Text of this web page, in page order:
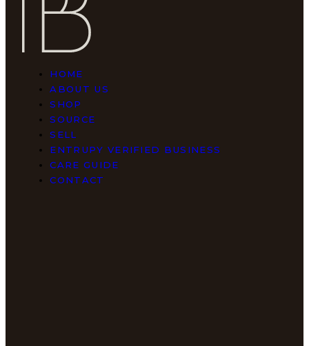
HOME
ABOUT US
SHOP
SOURCE
SELL
ENTRUPY VERIFIED BUSINESS
CARE GUIDE
CONTACT